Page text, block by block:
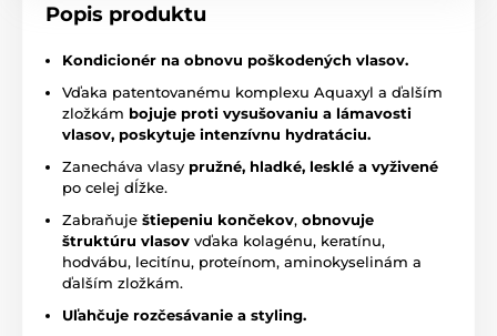
Popis produktu
Kondicionér na obnovu poškodených vlasov.
Vďaka patentovanému komplexu Aquaxyl a ďalším
zložkám bojuje proti vysušovaniu a lámavosti
vlasov, poskytuje intenzívnu hydratáciu.
Zanecháva vlasy pružné, hladké, lesklé a vyživené
po celej dĺžke.
Zabraňuje štiepeniu končekov, obnovuje
štruktúru vlasov vďaka kolagénu, keratínu,
hodvábu, lecitínu, proteínom, aminokyselinám a
ďalším zložkám.
Uľahčuje rozčesávanie a styling.